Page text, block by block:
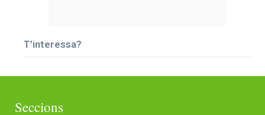
T’interessa?
Seccions